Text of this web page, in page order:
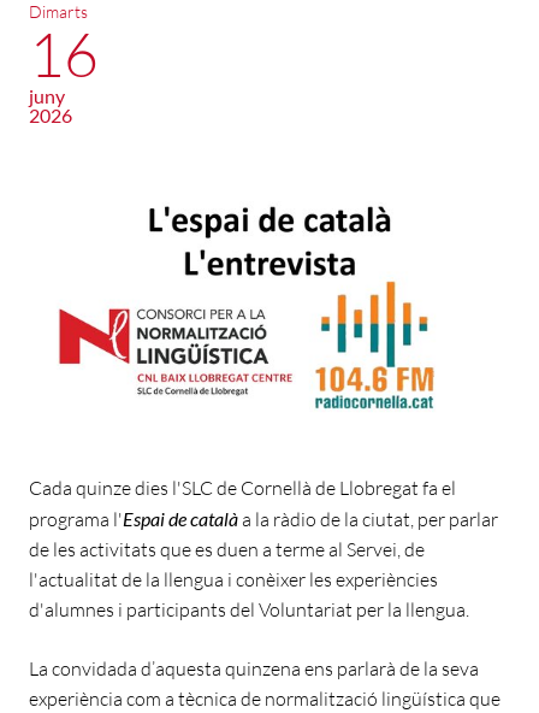
Dimarts
16
juny
2026
Cada quinze dies l'SLC de Cornellà de Llobregat fa el
programa l'Espai de catalàa la ràdio de la ciutat, per parlar
de les activitats que es duen a terme al Servei, de
l'actualitat de la llengua i conèixer les experiències
d'alumnes i participants del Voluntariat per la llengua.
La convidada d’aquesta quinzena ens parlarà de la seva
experiència com a tècnica de normalització lingüística que